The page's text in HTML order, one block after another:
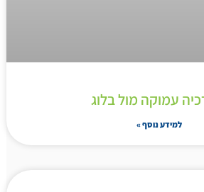
עמוקה מול בלוג
למידע נוסף »